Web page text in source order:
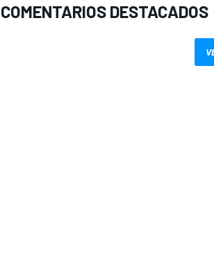
COMENTARIOS DESTACADOS